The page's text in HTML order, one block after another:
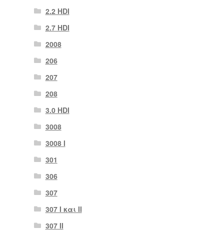
2.2 HDI
2.7 HDI
2008
206
207
208
3.0 HDI
3008
3008 Ι
301
306
307
307 I και II
307 II